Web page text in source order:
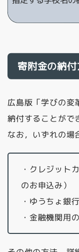
寄附金の納
広島版「学びの変
納付することがで
なお，いずれの場
・クレジット
のお申込み）
・ゆうちょ銀
・金融機関用